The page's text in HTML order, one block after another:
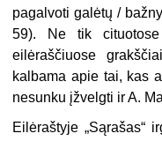
pagalvoti galėtų /
59). Ne tik
eilėraščiuose
kalbama apie tai, kas
nesunku įžvelgti ir A.
Eilėraštyje „Sąrašas“